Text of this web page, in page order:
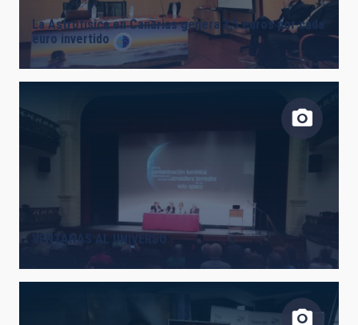
La Astrofísica en Canarias genera 3,5 euros por cada
euro invertido
VENTANAS AL UNIVERSO